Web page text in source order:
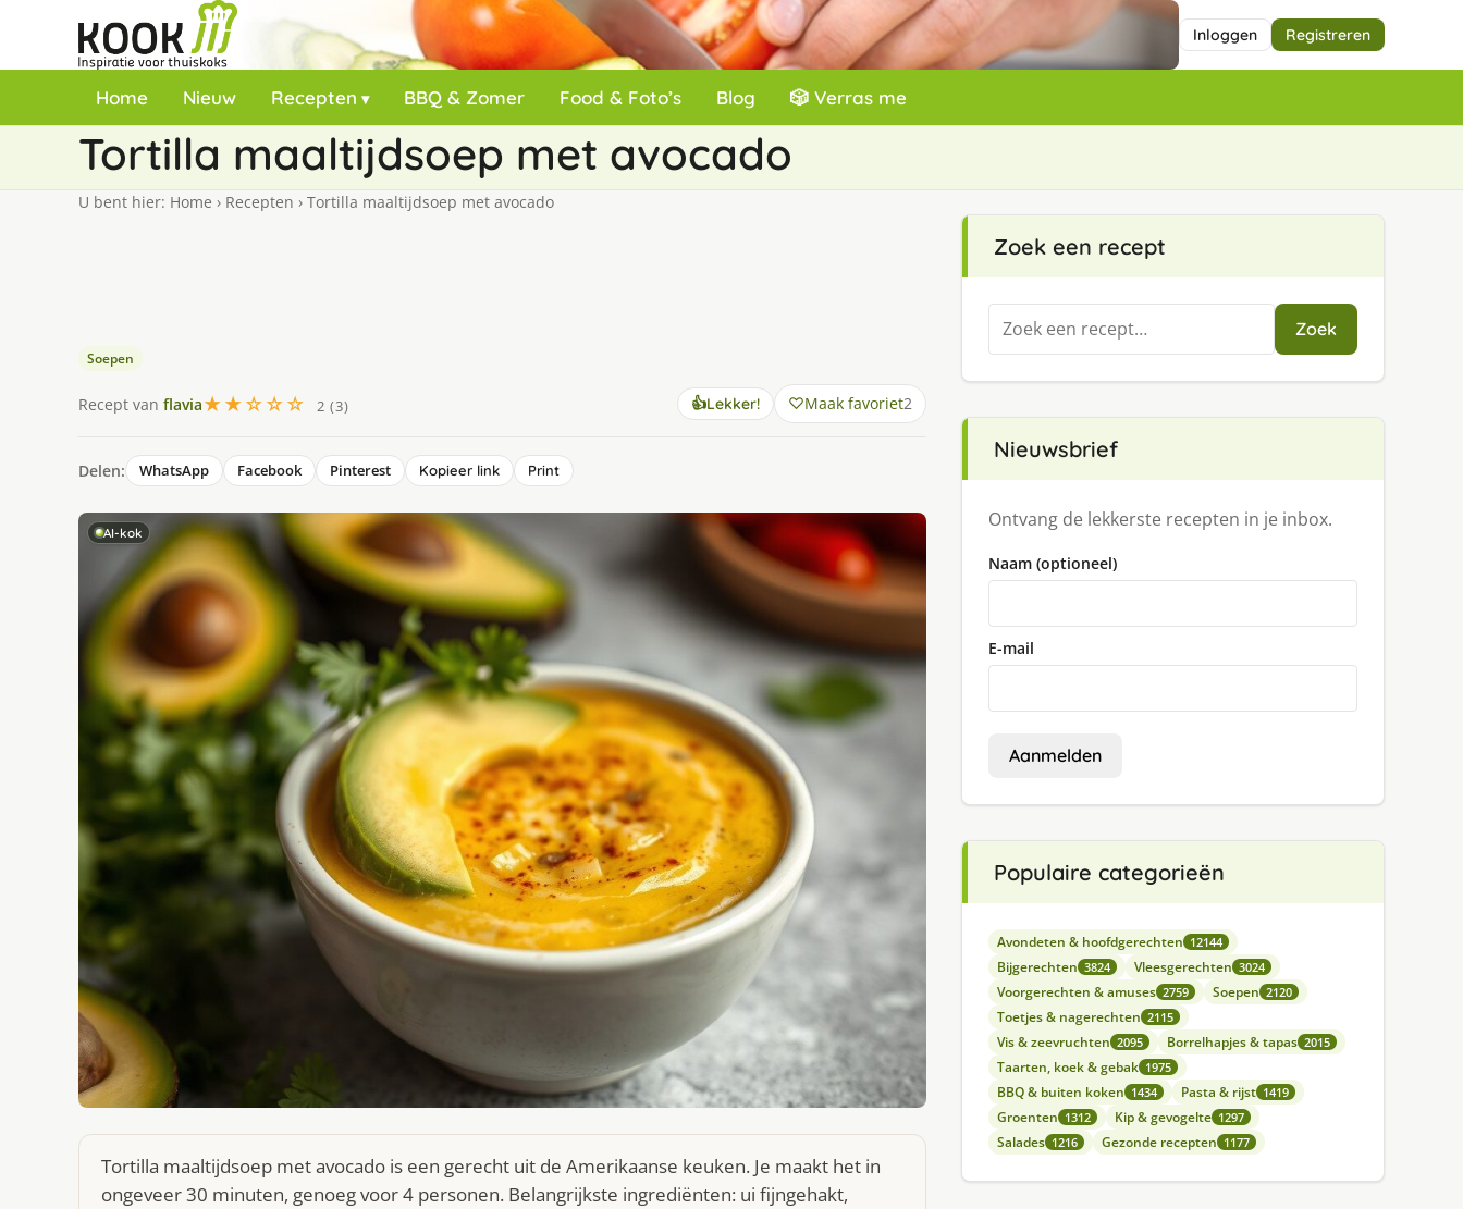
Inloggen Registreren
Home Nieuw Recepten BBQ & Zomer Food & Foto’s Blog 🎲 Verras me
Tortilla maaltijdsoep met avocado
U bent hier: Home › Recepten › Tortilla maaltijdsoep met avocado
Soepen
Recept van flavia★★☆☆☆ 2 (3) 👍Lekker! Maak favoriet2
Delen: WhatsApp Facebook Pinterest Kopieer link Print
AI-kok
Tortilla maaltijdsoep met avocado is een gerecht uit de Amerikaanse keuken. Je maakt het in
ongeveer 30 minuten, genoeg voor 4 personen. Belangrijkste ingrediënten: ui fijngehakt,
Zoek een recept
Zoeken
naar:
Zoek
Nieuwsbrief
Ontvang de lekkerste recepten in je inbox.
Naam (optioneel)
E-mail
Aanmelden
Populaire categorieën
Avondeten & hoofdgerechten 12144
Bijgerechten 3824 Vleesgerechten 3024
Voorgerechten & amuses 2759 Soepen 2120
Toetjes & nagerechten 2115
Vis & zeevruchten 2095 Borrelhapjes & tapas 2015
Taarten, koek & gebak 1975
BBQ & buiten koken 1434 Pasta & rijst 1419
Groenten 1312 Kip & gevogelte 1297
Salades 1216 Gezonde recepten 1177